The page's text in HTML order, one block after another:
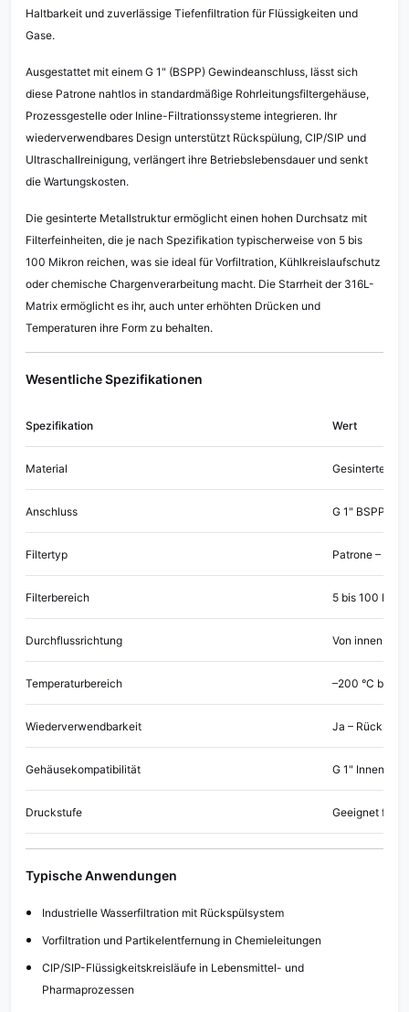
Haltbarkeit und zuverlässige Tiefenfiltration für Flüssigkeiten und
Gase.
Ausgestattet mit einem G 1" (BSPP) Gewindeanschluss, lässt sich
diese Patrone nahtlos in standardmäßige Rohrleitungsfiltergehäuse,
Prozessgestelle oder Inline-Filtrationssysteme integrieren. Ihr
wiederverwendbares Design unterstützt Rückspülung, CIP/SIP und
Ultraschallreinigung, verlängert ihre Betriebslebensdauer und senkt
die Wartungskosten.
Die gesinterte Metallstruktur ermöglicht einen hohen Durchsatz mit
Filterfeinheiten, die je nach Spezifikation typischerweise von 5 bis
100 Mikron reichen, was sie ideal für Vorfiltration, Kühlkreislaufschutz
oder chemische Chargenverarbeitung macht. Die Starrheit der 316L-
Matrix ermöglicht es ihr, auch unter erhöhten Drücken und
Temperaturen ihre Form zu behalten.
Wesentliche Spezifikationen
Spezifikation Wert
Material Gesinterter
Anschluss G 1" BSPP
Filtertyp Patrone –
Filterbereich 5 bis 100
Durchflussrichtung Von innen
Temperaturbereich –200 °C bis
Wiederverwendbarkeit Ja –
Gehäusekompatibilität G 1"
Druckstufe Geeignet für
Typische Anwendungen
Industrielle Wasserfiltration mit Rückspülsystem
Vorfiltration und Partikelentfernung in Chemieleitungen
CIP/SIP-Flüssigkeitskreisläufe in Lebensmittel- und
Pharmaprozessen